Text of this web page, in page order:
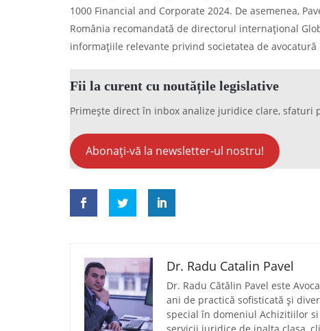
1000 Financial and Corporate 2024. De asemenea,
România recomandată de directorul internațional
informațiile relevante privind societatea de
Fii la curent cu noutățile legislative
Primește direct în inbox analize juridice clare,
Abonați-vă la newsletter-ul nostru!
Dr. Radu Catalin Pavel
Dr. Radu Cătălin Pavel este
ani de practică sofisticată și
special în domeniul Achizitiilor
servicii juridice de inalta clasa,